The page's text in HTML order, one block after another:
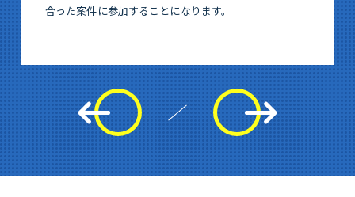
合った案件に参加することになります。